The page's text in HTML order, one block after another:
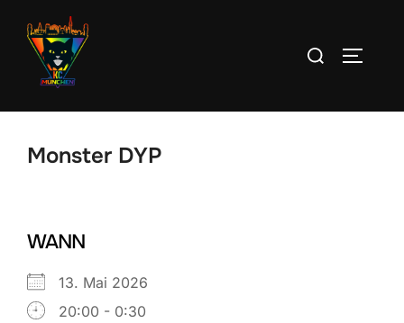
Inhalt
springen
Suchen
Monster DYP
WANN
13. Mai 2026
20:00 - 0:30